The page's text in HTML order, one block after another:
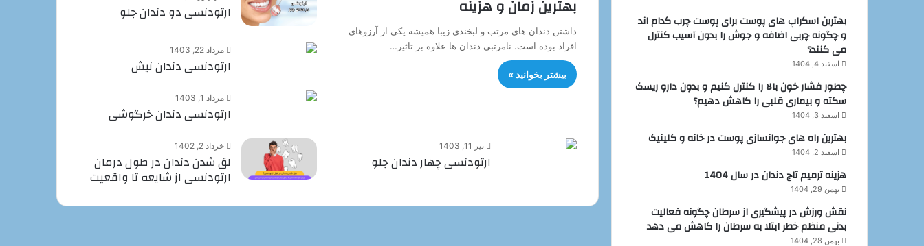
بهترین زمان و هزینه
داشتن دندان های مرتب و لبخندی زیبا همیشه یکی از آرزوهای
افراد بوده است. نامرتبی دندان ها علاوه بر تاثیر…
بیشتر بخوانید »
ارتودنسی دو دندان جلو
مرداد 22, 1403
ارتودنسی دندان نیش
مرداد 1, 1403
ارتودنسی دندان خرگوشی
تیر 11, 1403
ارتودنسی چهار دندان جلو
خرداد 2, 1402
لق شدن دندان در طول درمان
ارتودنسی از شایعه تا واقعیت
بهترین اسکراپ های پوست برای پوست چرب کدام اند
و چگونه چربی اضافه و جوش را بدون آسیب کنترل
می کنند؟
اسفند 4, 1404
چطور فشار خون بالا را کنترل کنیم و بدون دارو ریسک
سکته و بیماری قلبی را کاهش دهیم؟
اسفند 3, 1404
بهترین راه های جوانسازی پوست در خانه و کلینیک
اسفند 2, 1404
هزینه ترمیم تاج دندان در سال 1404
بهمن 29, 1404
نقش ورزش در پیشگیری از سرطان چگونه فعالیت
بدنی منظم خطر ابتلا به سرطان را کاهش می دهد
بهمن 28, 1404